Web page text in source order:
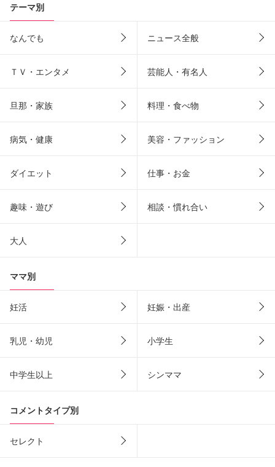
テーマ別
なんでも ニュース全般
ＴＶ・エンタメ 芸能人・有名人
旦那・家族 料理・食べ物
病気・健康 美容・ファッション
ダイエット 仕事・お金
趣味・遊び 相談・慣れ合い
大人
ママ別
妊活 妊娠・出産
乳児・幼児 小学生
中学生以上 シンママ
コメントタイプ別
セレクト